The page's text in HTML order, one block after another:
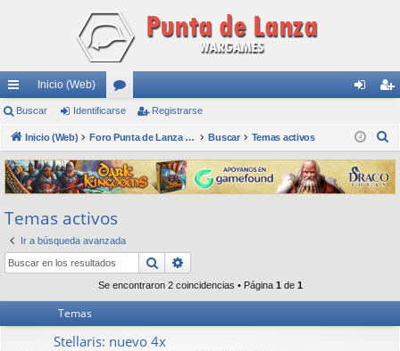
nl
ac
es
rá
pi
do
s
Inicio (Web)
or
os nti
fic
ar
ist
ra
rs
Buscar Identificarse Registrarse
Inicio (Web) Foro Punta de Lanza Wargames Buscar Temas activos
s
c
Temas activos
Ir a búsqueda avanzada
Buscar
Se encontraron 2 coincidencias • Página 1 de 1
Temas
Stellaris: nuevo 4x